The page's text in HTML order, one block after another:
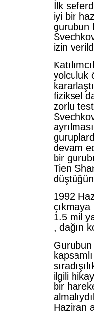
İlk
iyi bir
gurubun
izin
yolculuk
fiziksel
zorlu
devam
bir
Tien
1992
çıkmaya
1.5 mil
, dağın
Gurubun
ilgili
bir
Haziran